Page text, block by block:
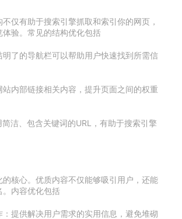
不仅有助于搜索引擎抓取和索引你的网页，
验。常见的结构优化包括
明了的导航栏可以帮助用户快速找到所需信
站内部链接相关内容，提升页面之间的权重
简洁、包含关键词的URL，有助于搜索引擎
的核心。优质内容不仅能够吸引用户，还能
。内容优化包括
：提供解决用户需求的实用信息，避免堆砌